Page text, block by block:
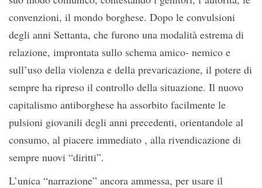
convenzioni, il mondo borghese. Dopo le convulsioni
degli anni Settanta, che furono una modalità estrema di
relazione, improntata sullo schema amico- nemico e
sull’uso della violenza e della prevaricazione, il potere di
sempre ha ripreso il controllo della situazione. Il nuovo
capitalismo antiborghese ha assorbito facilmente le
pulsioni giovanili degli anni precedenti, orientandole al
consumo, al piacere immediato , alla rivendicazione di
sempre nuovi “diritti”.
L’unica “narrazione” ancora ammessa, per usare il